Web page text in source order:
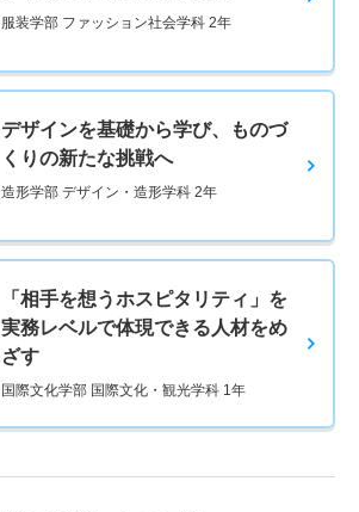
服装学部 ファッション社会学科 2年
デザインを基礎から学び、ものづ
くりの新たな挑戦へ
造形学部 デザイン・造形学科 2年
「相手を想うホスピタリティ」を
実務レベルで体現できる人材をめ
ざす
国際文化学部 国際文化・観光学科 1年